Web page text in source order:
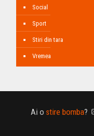
Social
Sport
Stiri din tara
Vremea
Ai o stire bomba?